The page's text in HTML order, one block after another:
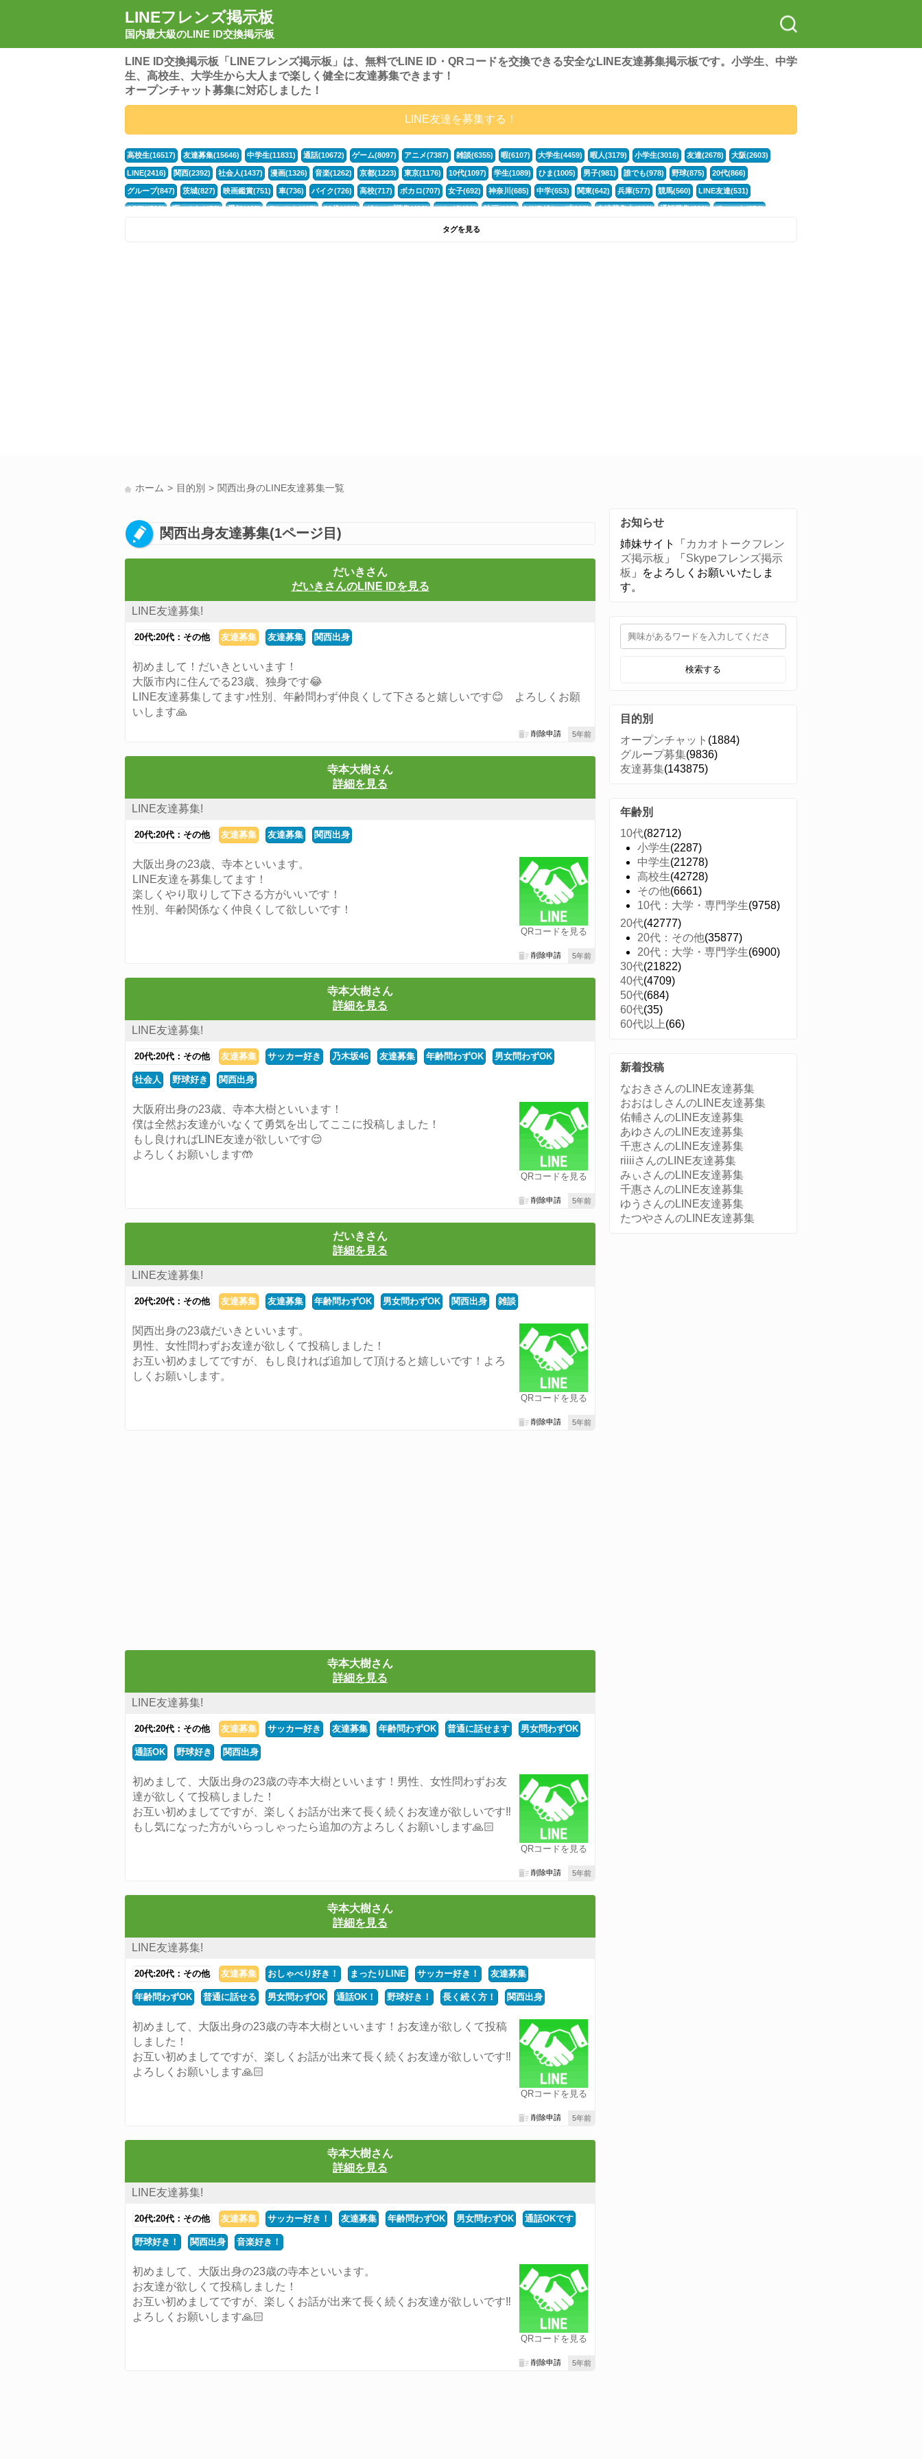
LINEフレンズ掲示板
国内最大級のLINE ID交換掲示板
LINE ID交換掲示板「LINEフレンズ掲示板」は、無料でLINE ID・QRコードを交換できる安全なLINE友達募集掲示板です。小学生、中学
生、高校生、大学生から大人まで楽しく健全に友達募集できます！
オープンチャット募集に対応しました！
LINE友達を募集する！
高校生(16517) 友達募集(15646) 中学生(11831) 通話(10672) ゲーム(8097) アニメ(7387) 雑談(6355) 暇(6107) 大学生(4459) 暇人(3179) 小学生(3016) 友達(2678) 大阪(2603)
LINE(2416) 関西(2392) 社会人(1437) 漫画(1326) 音楽(1262) 京都(1223) 東京(1176) 10代(1097) 学生(1089) ひま(1005) 男子(981) 誰でも(978) 野球(875) 20代(866)
グループ(847) 茨城(827) 映画鑑賞(751) 車(736) バイク(726) 高校(717) ボカロ(707) 女子(692) 神奈川(685) 中学(653) 関東(642) 兵庫(577) 競馬(560) LINE友達(531)
APEX(519) 暇つぶし(476) 愛知(468) モンスト(465) 30代(433) グループ募集(412) マンガ(401) 映画(395) LINEグループ(388) 友達募集中(382) 通話募集(381) チャット(374)
フォートナイト(320)
タグを見る
ホーム 目的別 関西出身のLINE友達募集一覧
関西出身友達募集(1ページ目)
だいきさん
だいきさんのLINE IDを見る
LINE友達募集!
20代:20代：その他 友達募集 友達募集 関西出身
初めまして！だいきといいます！
大阪市内に住んでる23歳、独身です😂
LINE友達募集してます♪性別、年齢問わず仲良くして下さると嬉しいです😊 よろしくお願
いします🙏
5年前
削除申請
寺本大樹さん
詳細を見る
LINE友達募集!
20代:20代：その他 友達募集 友達募集 関西出身
QRコードを見る
大阪出身の23歳、寺本といいます。
LINE友達を募集してます！
楽しくやり取りして下さる方がいいです！
性別、年齢関係なく仲良くして欲しいです！
5年前
削除申請
寺本大樹さん
詳細を見る
LINE友達募集!
20代:20代：その他 友達募集 サッカー好き 乃木坂46 友達募集 年齢問わずOK 男女問わずOK
社会人 野球好き 関西出身
QRコードを見る
大阪府出身の23歳、寺本大樹といいます！
僕は全然お友達がいなくて勇気を出してここに投稿しました！
もし良ければLINE友達が欲しいです😌
よろしくお願いします🤲
5年前
削除申請
だいきさん
詳細を見る
LINE友達募集!
20代:20代：その他 友達募集 友達募集 年齢問わずOK 男女問わずOK 関西出身 雑談
QRコードを見る
関西出身の23歳だいきといいます。
男性、女性問わずお友達が欲しくて投稿しました！
お互い初めましてですが、もし良ければ追加して頂けると嬉しいです！よろ
しくお願いします。
5年前
削除申請
寺本大樹さん
詳細を見る
LINE友達募集!
20代:20代：その他 友達募集 サッカー好き 友達募集 年齢問わずOK 普通に話せます 男女問わずOK
通話OK 野球好き 関西出身
QRコードを見る
初めまして、大阪出身の23歳の寺本大樹といいます！男性、女性問わずお友
達が欲しくて投稿しました！
お互い初めましてですが、楽しくお話が出来て長く続くお友達が欲しいです‼︎
もし気になった方がいらっしゃったら追加の方よろしくお願いします🙏🏻
5年前
削除申請
寺本大樹さん
詳細を見る
LINE友達募集!
20代:20代：その他 友達募集 おしゃべり好き！ まったりLINE サッカー好き！ 友達募集
年齢問わずOK 普通に話せる 男女問わずOK 通話OK！ 野球好き！ 長く続く方！ 関西出身
QRコードを見る
初めまして、大阪出身の23歳の寺本大樹といいます！お友達が欲しくて投稿
しました！
お互い初めましてですが、楽しくお話が出来て長く続くお友達が欲しいです‼︎
よろしくお願いします🙏🏻
5年前
削除申請
寺本大樹さん
詳細を見る
LINE友達募集!
20代:20代：その他 友達募集 サッカー好き！ 友達募集 年齢問わずOK 男女問わずOK 通話OKです
野球好き！ 関西出身 音楽好き！
QRコードを見る
初めまして、大阪出身の23歳の寺本といいます。
お友達が欲しくて投稿しました！
お互い初めましてですが、楽しくお話が出来て長く続くお友達が欲しいです‼︎
よろしくお願いします🙏🏻
5年前
削除申請
お知らせ
姉妹サイト「 カカオトークフレン
ズ掲示板 」「 Skypeフレンズ掲示
板 」をよろしくお願いいたしま
す。
検索する
目的別
オープンチャット (1884)
グループ募集(9836)
友達募集(143875)
年齢別
10代(82712)
小学生(2287)
中学生(21278)
高校生(42728)
その他(6661)
10代：大学・専門学生(9758)
20代(42777)
20代：その他(35877)
20代：大学・専門学生(6900)
30代(21822)
40代(4709)
50代(684)
60代(35)
60代以上(66)
新着投稿
なおきさんのLINE友達募集
おおはしさんのLINE友達募集
佑輔さんのLINE友達募集
あゆさんのLINE友達募集
千恵さんのLINE友達募集
riiiiさんのLINE友達募集
みぃさんのLINE友達募集
千惠さんのLINE友達募集
ゆうさんのLINE友達募集
たつやさんのLINE友達募集